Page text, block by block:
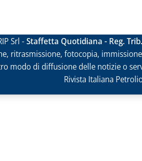
Srl -Staffetta Quotidiana - Reg.
ritrasmissione, fotocopia,
modo di diffusione delle notizie o
Rivista Italiana